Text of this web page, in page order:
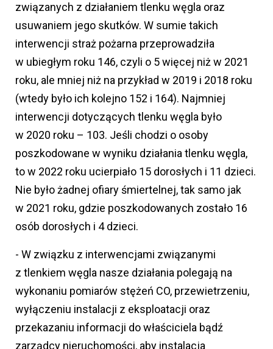
związanych z działaniem tlenku węgla oraz
usuwaniem jego skutków. W sumie takich
interwencji straż pożarna przeprowadziła
w ubiegłym roku 146, czyli o 5 więcej niż w 2021
roku, ale mniej niż na przykład w 2019 i 2018 roku
(wtedy było ich kolejno 152 i 164). Najmniej
interwencji dotyczących tlenku węgla było
w 2020 roku – 103. Jeśli chodzi o osoby
poszkodowane w wyniku działania tlenku węgla,
to w 2022 roku ucierpiało 15 dorosłych i 11 dzieci.
Nie było żadnej ofiary śmiertelnej, tak samo jak
w 2021 roku, gdzie poszkodowanych zostało 16
osób dorosłych i 4 dzieci.
- W związku z interwencjami związanymi
z tlenkiem węgla nasze działania polegają na
wykonaniu pomiarów stężeń CO, przewietrzeniu,
wyłączeniu instalacji z eksploatacji oraz
przekazaniu informacji do właściciela bądź
zarządcy nieruchomości, aby instalacja